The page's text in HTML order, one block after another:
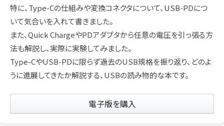
特に、Type-Cの仕組みや変換コネクタについて、USB-PDにつ
いて気合いを入れて書きました。
また、Quick ChargeやPDアダプタから任意の電圧を引っ張る方
法も解説し、実際に実験してみました。
Type-CやUSB-PDに限らず過去のUSB規格を振り返り、どのよ
うに進展してきたか解説する、USBの読み物的な本です。
電子版を購入